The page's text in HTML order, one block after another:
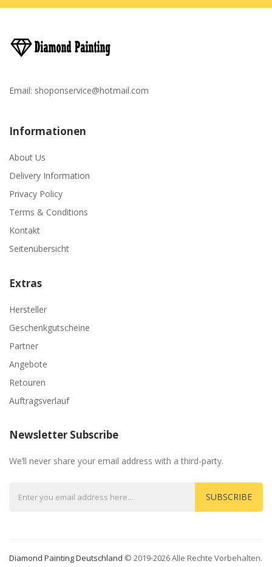
Email: shoponservice@hotmail.com
Informationen
About Us
Delivery Information
Privacy Policy
Terms & Conditions
Kontakt
Seitenübersicht
Extras
Hersteller
Geschenkgutscheine
Partner
Angebote
Retouren
Auftragsverlauf
Newsletter Subscribe
We’ll never share your email address with a third-party.
SUBSCRIBE
Diamond Painting Deutschland © 2019-2026 Alle Rechte Vorbehalten.